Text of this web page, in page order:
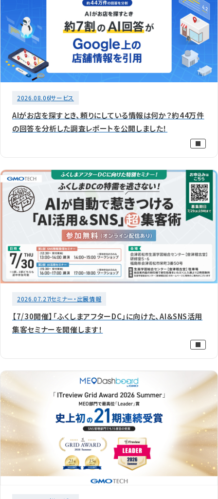
2026.08.06サービス
AIがお店を探すとき、頼りにしている情報は何か？約44万件
の回答を分析した調査レポートを公開しました！
2026.07.27セミナー・出展情報
【7/30開催】「ふくしまアフターDC」に向けた、AI＆SNS活用
集客セミナーを開催します！